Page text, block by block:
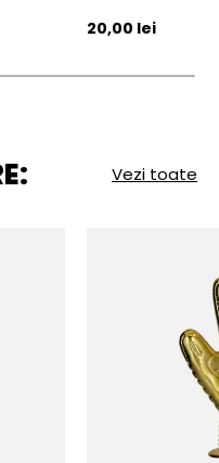
Pret initial
20,00 lei
Vezi toate